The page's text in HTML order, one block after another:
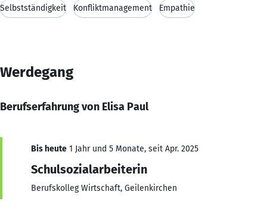
Selbstständigkeit Konfliktmanagement Empathie
Werdegang
Berufserfahrung von Elisa Paul
Bis heute 1 Jahr und 5 Monate, seit Apr. 2025
Schulsozialarbeiterin
Berufskolleg Wirtschaft, Geilenkirchen